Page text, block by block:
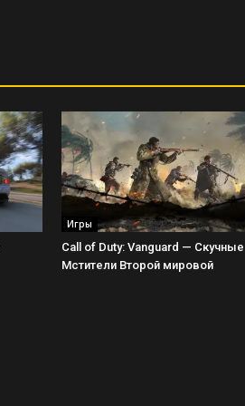
Игры
Call of Duty: Vanguard — Скучные
Мстители Второй мировой